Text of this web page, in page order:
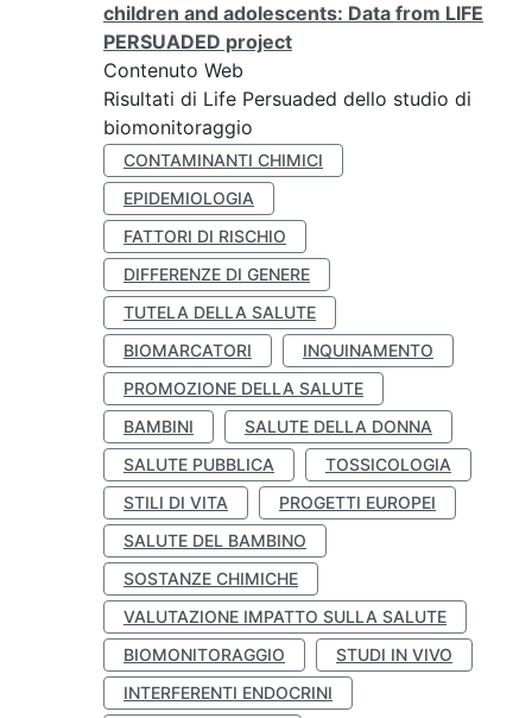
children and adolescents: Data from LIFE
PERSUADED project
Contenuto Web
Risultati di Life Persuaded dello studio di
biomonitoraggio
CONTAMINANTI CHIMICI
EPIDEMIOLOGIA
FATTORI DI RISCHIO
DIFFERENZE DI GENERE
TUTELA DELLA SALUTE
BIOMARCATORI
INQUINAMENTO
PROMOZIONE DELLA SALUTE
BAMBINI
SALUTE DELLA DONNA
SALUTE PUBBLICA
TOSSICOLOGIA
STILI DI VITA
PROGETTI EUROPEI
SALUTE DEL BAMBINO
SOSTANZE CHIMICHE
VALUTAZIONE IMPATTO SULLA SALUTE
BIOMONITORAGGIO
STUDI IN VIVO
INTERFERENTI ENDOCRINI